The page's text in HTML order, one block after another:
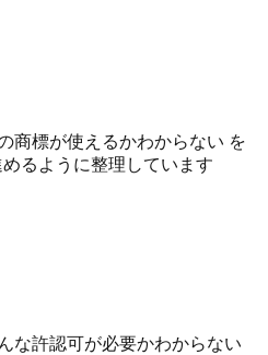
商標が使えるかわからない を
るように整理しています
な許認可が必要かわからない